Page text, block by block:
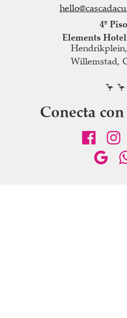
4º Piso
Elements
Willemstad,
🦩 🦩
Conecta